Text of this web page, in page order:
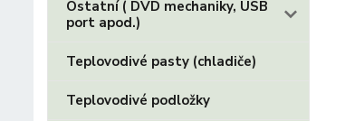
Ostatní ( DVD mechaniky, USB
port apod.)
Teplovodivé pasty (chladiče)
Teplovodivé podložky